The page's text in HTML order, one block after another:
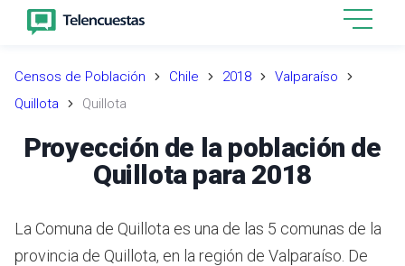
Censos de Población Chile 2018
Valparaíso
Quillota
Quillota
Proyección de la población de
Quillota para 2018
La Comuna de Quillota es una de las 5 comunas de la
provincia de Quillota, en la región de Valparaíso. De